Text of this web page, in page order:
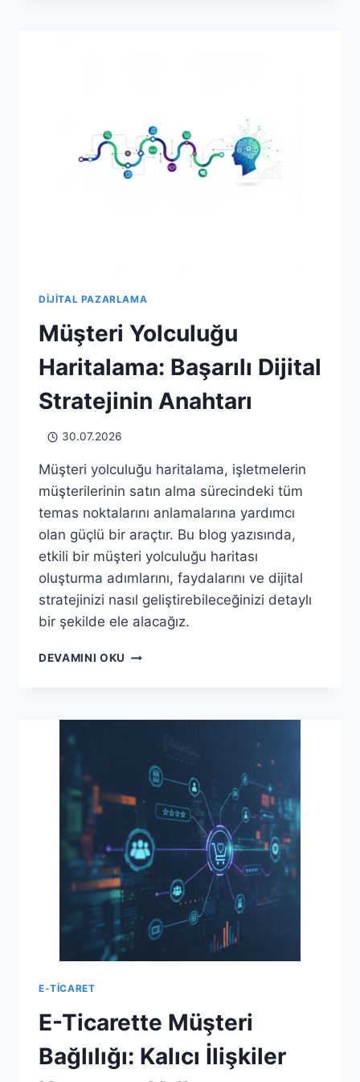
DIJITAL PAZARLAMA
Müşteri Yolculuğu
Haritalama: Başarılı Dijital
Stratejinin Anahtarı
30.07.2026
Müşteri yolculuğu haritalama, işletmelerin
müşterilerinin satın alma sürecindeki tüm
temas noktalarını anlamalarına yardımcı
olan güçlü bir araçtır. Bu blog yazısında,
etkili bir müşteri yolculuğu haritası
oluşturma adımlarını, faydalarını ve dijital
stratejinizi nasıl geliştirebileceğinizi detaylı
bir şekilde ele alacağız.
DEVAMINI OKU MÜŞTERI
DIJITAL
STRATEJININ
ANAHTARI
E-TICARET
E-Ticarette Müşteri
Bağlılığı: Kalıcı İlişkiler